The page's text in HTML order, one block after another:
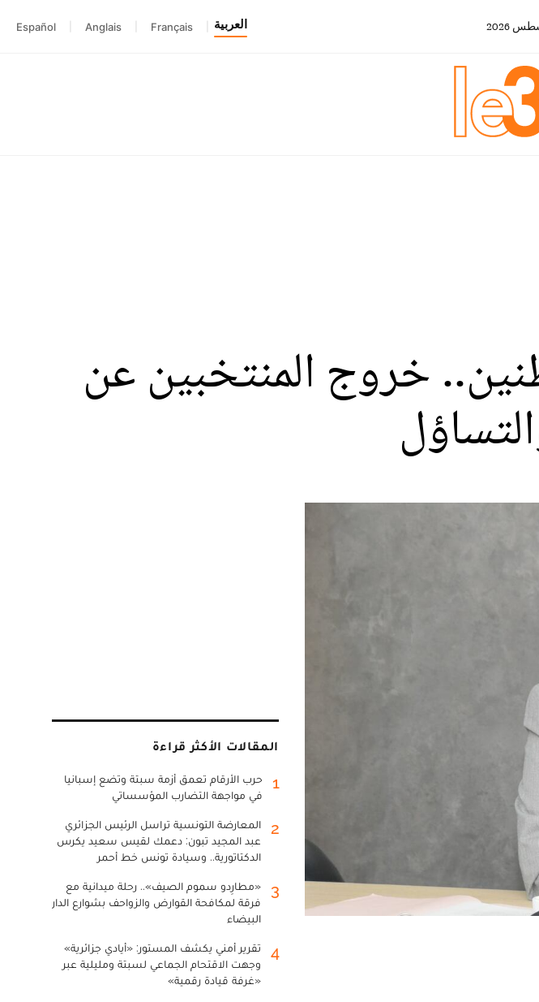
2026 العربية Français
Anglais
Español
خروج المنتخبين عن
المقالات الأكثر قراءة
1
حرب الأرقام تعمق أزمة سبتة وتضع إسبانيا
في مواجهة التضارب المؤسساتي
2
المعارضة التونسية تراسل الرئيس الجزائري
عبد المجيد تبون: دعمك لقيس سعيد يكرس
الدكتاتورية.. وسيادة تونس خط أحمر
3
«مطارِدو سموم الصيف».. رحلة ميدانية مع
فرقة لمكافحة القوارض والزواحف بشوارع الدار
البيضاء
4
تقرير أمني يكشف المستور: «أيادي جزائرية»
وجهت الاقتحام الجماعي لسبتة ومليلية عبر
«غرفة قيادة رقمية»